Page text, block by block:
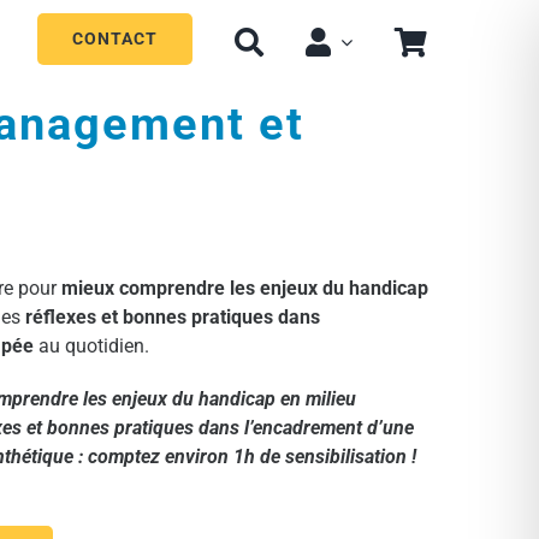
CONTACT
et
pourmieux comprendre les enjeux du handicap
réflexes et bonnes pratiques dans
au quotidien.
les enjeux du handicap en milieu
et bonnes pratiques dans l’encadrement d’une
: comptez environ 1h de sensibilisation !